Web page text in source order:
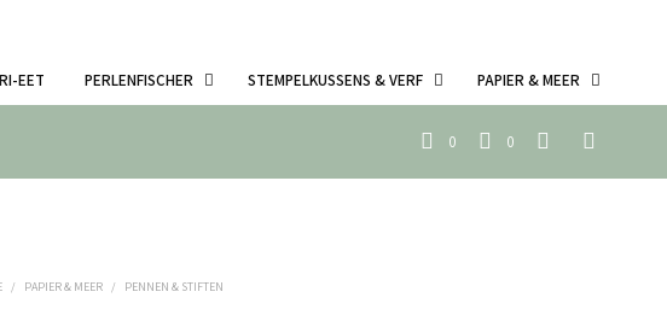
EET PERLENFISCHER STEMPELKUSSENS & VERF PAPIER & MEER
0 0
/ PAPIER & MEER / PENNEN & STIFTEN